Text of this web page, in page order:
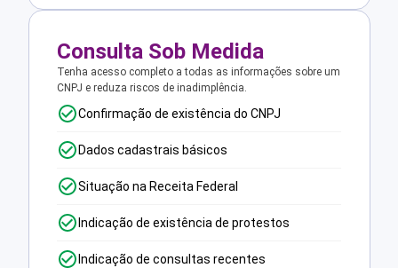
Consulta Sob Medida
Tenha acesso completo a todas as informações sobre um
CNPJ e reduza riscos de inadimplência.
Confirmação de existência do CNPJ
Dados cadastrais básicos
Situação na Receita Federal
Indicação de existência de protestos
Indicação de consultas recentes